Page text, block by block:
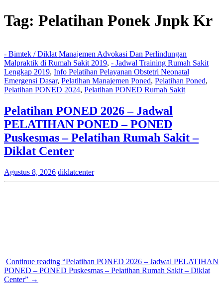
Tag: Pelatihan Ponek Jnpk Kr
- Bimtek / Diklat Manajemen Advokasi Dan Perlindungan
Malpraktik di Rumah Sakit 2019, - Jadwal Training Rumah Sakit
Lengkap 2019, Info Pelatihan Pelayanan Obstetri Neonatal
Emergensi Dasar, Pelatihan Manajemen Poned, Pelatihan Poned,
Pelatihan PONED 2024, Pelatihan PONED Rumah Sakit
Pelatihan PONED 2026 – Jadwal
PELATIHAN PONED – PONED
Puskesmas – Pelatihan Rumah Sakit –
Diklat Center
Agustus 8, 2026 diklatcenter
Continue reading “Pelatihan PONED 2026 – Jadwal PELATIHAN
PONED – PONED Puskesmas – Pelatihan Rumah Sakit – Diklat
Center” →